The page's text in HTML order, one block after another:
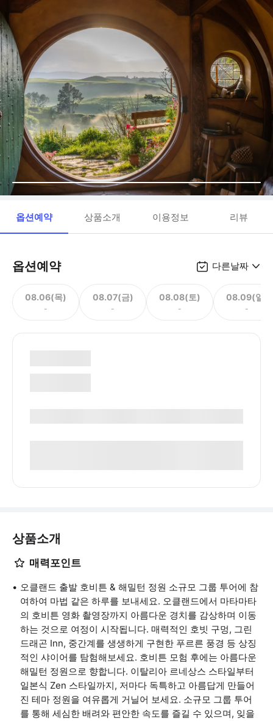
옵션예약 상품소개 이용정보 리뷰
옵션예약 다른날짜
08.06(목)
-
08.07(금)
-
08.08(토)
-
08.09(일)
-
상품소개
매력포인트
오클랜드 출발 호비튼 & 해밀턴 정원 소규모 그룹 투어에 참
여하여 마법 같은 하루를 보내세요. 오클랜드에서 마타마타
의 호비튼 영화 촬영장까지 아름다운 경치를 감상하며 이동
하는 것으로 여정이 시작됩니다. 매력적인 호빗 구멍, 그린
드래곤 Inn, 중간계를 생생하게 구현한 푸르른 풍경 등 상징
적인 샤이어를 탐험해보세요. 호비튼 모험 후에는 아름다운
해밀턴 정원으로 향합니다. 이탈리아 르네상스 스타일부터
일본식 Zen 스타일까지, 저마다 독특하고 아름답게 만들어
진 테마 정원을 여유롭게 거닐어 보세요. 소규모 그룹 투어
를 통해 세심한 배려와 편안한 속도를 즐길 수 있으며, 잊을